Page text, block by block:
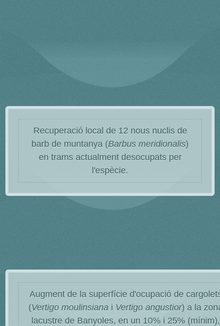
Recuperació local de 12 nous nuclis de
barb de muntanya (Barbus meridionalis)
en trams actualment desocupats per
l'espècie.
Augment de la superfície d'ocupació de
(Vertigo moulinsiana i Vertigo angustior) a la
lacustre de Banyoles, en un 10% i 25% (mínim),